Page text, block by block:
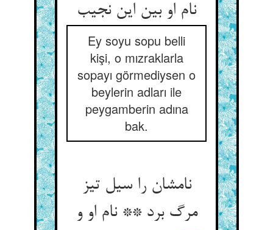
نام او بین این نجیب
Ey soyu sopu belli
kişi, o mızraklarla
sopayı görmediysen o
beylerin adları ile
peygamberin adına
bak.
نامشان را سیل تیز
مرگ برد ** نام او و